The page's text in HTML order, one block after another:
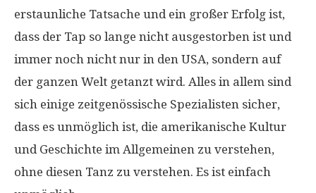
erstaunliche Tatsache und ein großer Erfolg ist,
dass der Tap so lange nicht ausgestorben ist und
immer noch nicht nur in den USA, sondern auf
der ganzen Welt getanzt wird. Alles in allem sind
sich einige zeitgenössische Spezialisten sicher,
dass es unmöglich ist, die amerikanische Kultur
und Geschichte im Allgemeinen zu verstehen,
ohne diesen Tanz zu verstehen. Es ist einfach